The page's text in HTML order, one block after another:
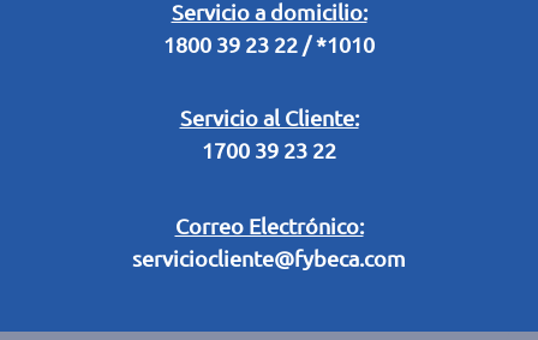
Servicio a domicilio:
1800 39 23 22 / *1010
Servicio al Cliente:
1700 39 23 22
Correo Electrónico:
serviciocliente@fybeca.com
Legal Campaña Produbanco
Términos y condiciones sorteo partido de fútbol "Tu ídolo"